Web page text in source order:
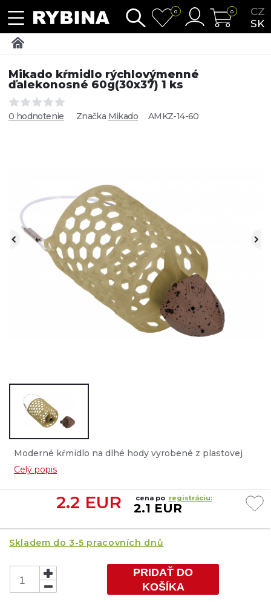
CZ
SK
0 0
Mikado kŕmidlo rýchlovýmenné
ďalekonosné 60g(30x37) 1 ks
0 hodnotenie Značka Mikado AMKZ-14-60
Moderné kŕmidlo na dlhé hody vyrobené z plastovej
sieťoviny s voštinovou štruktúrou. Pevná a robustná
konštrukcia odoláva veľkému zaťaženiu....
Celý popis
2.2 EUR cena po registráciu:
2.1 EUR
Skladem do 3-5 pracovních dnů
PRIDAŤ DO
KOŠÍKA